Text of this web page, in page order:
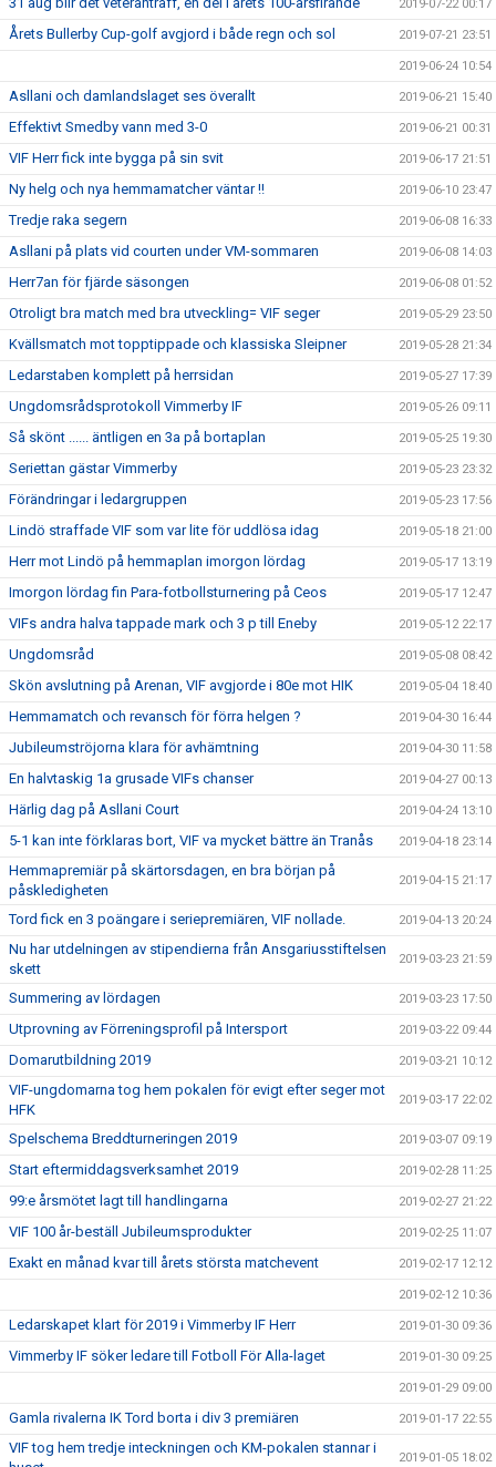
2019-07-22 00:17
Årets Bullerby Cup-golf avgjord i både regn och sol 2019-07-21 23:51
2019-06-24 10:54
Asllani och damlandslaget ses överallt 2019-06-21 15:40
Effektivt Smedby vann med 3-0 2019-06-21 00:31
VIF Herr fick inte bygga på sin svit 2019-06-17 21:51
Ny helg och nya hemmamatcher väntar !! 2019-06-10 23:47
Tredje raka segern 2019-06-08 16:33
Asllani på plats vid courten under VM-sommaren 2019-06-08 14:03
Herr7an för fjärde säsongen 2019-06-08 01:52
Otroligt bra match med bra utveckling= VIF seger 2019-05-29 23:50
Kvällsmatch mot topptippade och klassiska Sleipner 2019-05-28 21:34
Ledarstaben komplett på herrsidan 2019-05-27 17:39
Ungdomsrådsprotokoll Vimmerby IF 2019-05-26 09:11
Så skönt ...... äntligen en 3a på bortaplan 2019-05-25 19:30
Seriettan gästar Vimmerby 2019-05-23 23:32
Förändringar i ledargruppen 2019-05-23 17:56
Lindö straffade VIF som var lite för uddlösa idag 2019-05-18 21:00
Herr mot Lindö på hemmaplan imorgon lördag 2019-05-17 13:19
Imorgon lördag fin Para-fotbollsturnering på Ceos 2019-05-17 12:47
VIFs andra halva tappade mark och 3 p till Eneby 2019-05-12 22:17
Ungdomsråd 2019-05-08 08:42
Skön avslutning på Arenan, VIF avgjorde i 80e mot HIK 2019-05-04 18:40
Hemmamatch och revansch för förra helgen ? 2019-04-30 16:44
Jubileumströjorna klara för avhämtning 2019-04-30 11:58
En halvtaskig 1a grusade VIFs chanser 2019-04-27 00:13
Härlig dag på Asllani Court 2019-04-24 13:10
5-1 kan inte förklaras bort, VIF va mycket bättre än Tranås 2019-04-18 23:14
Hemmapremiär på skärtorsdagen, en bra början på
påskledigheten
2019-04-15 21:17
Tord fick en 3 poängare i seriepremiären, VIF nollade. 2019-04-13 20:24
Nu har utdelningen av stipendierna från Ansgariusstiftelsen
skett
2019-03-23 21:59
Summering av lördagen 2019-03-23 17:50
Utprovning av Förreningsprofil på Intersport 2019-03-22 09:44
Domarutbildning 2019 2019-03-21 10:12
VIF-ungdomarna tog hem pokalen för evigt efter seger mot
HFK
2019-03-17 22:02
Spelschema Breddturneringen 2019 2019-03-07 09:19
Start eftermiddagsverksamhet 2019 2019-02-28 11:25
99:e årsmötet lagt till handlingarna 2019-02-27 21:22
VIF 100 år-beställ Jubileumsprodukter 2019-02-25 11:07
Exakt en månad kvar till årets största matchevent 2019-02-17 12:12
2019-02-12 10:36
Ledarskapet klart för 2019 i Vimmerby IF Herr 2019-01-30 09:36
Vimmerby IF söker ledare till Fotboll För Alla-laget 2019-01-30 09:25
2019-01-29 09:00
Gamla rivalerna IK Tord borta i div 3 premiären 2019-01-17 22:55
VIF tog hem tredje inteckningen och KM-pokalen stannar i
2019-01-05 18:02